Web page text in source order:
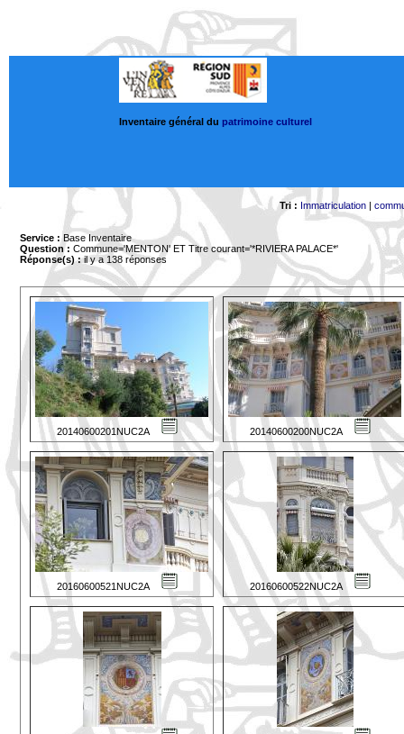
Inventaire général du patrimoine culturel
Tri : Immatriculation|
Service : Base Inventaire
Question : Commune='MENTON' ET Titre courant='*RIVIERA PALACE*'
Réponse(s) :il y a 138 réponses
20140600201NUC2A 20140600200NUC2A
20160600521NUC2A 20160600522NUC2A